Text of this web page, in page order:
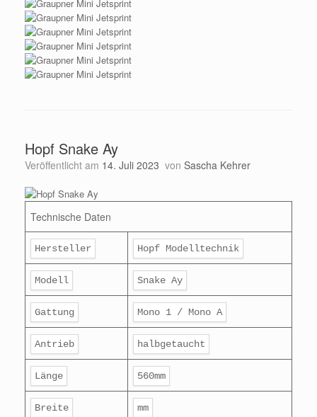
Hopf Snake Ay
Veröffentlicht am 14. Juli 2023 von Sascha Kehrer
Technische Daten
Hersteller Hopf Modelltechnik
Modell Snake Ay
Gattung Mono 1 / Mono A
Antrieb halbgetaucht
Länge 560mm
Breite mm